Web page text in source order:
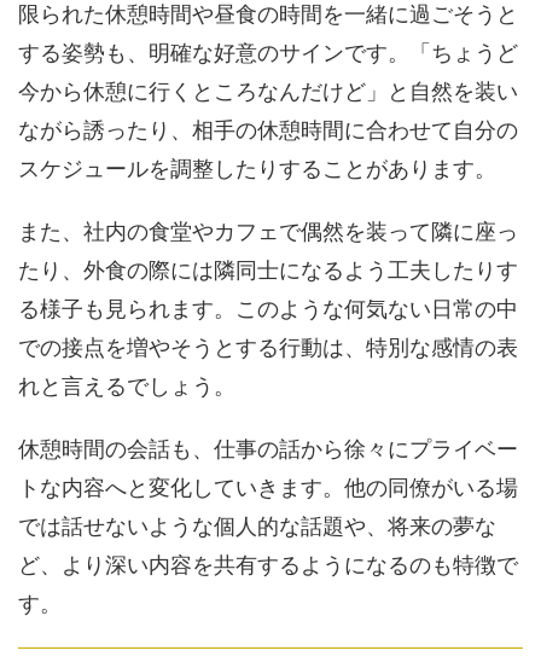
限られた休憩時間や昼食の時間を一緒に過ごそうと
する姿勢も、明確な好意のサインです。「ちょうど
今から休憩に行くところなんだけど」と自然を装い
ながら誘ったり、相手の休憩時間に合わせて自分の
スケジュールを調整したりすることがあります。
また、社内の食堂やカフェで偶然を装って隣に座っ
たり、外食の際には隣同士になるよう工夫したりす
る様子も見られます。このような何気ない日常の中
での接点を増やそうとする行動は、特別な感情の表
れと言えるでしょう。
休憩時間の会話も、仕事の話から徐々にプライベー
トな内容へと変化していきます。他の同僚がいる場
では話せないような個人的な話題や、将来の夢な
ど、より深い内容を共有するようになるのも特徴で
す。